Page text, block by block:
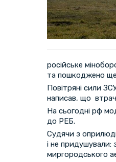
російське
та пошкоджено ще
Повітряні сили
написав, що
На сьогодні рф
до РЕБ.
Судячи з
і не придушували:
миргородського